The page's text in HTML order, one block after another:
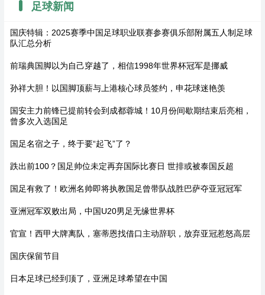
足球新闻
国庆特辑：2025赛季中国足球职业联赛参赛俱乐部附属五人制足球
队汇总分析
前瑞典国脚以为自己穿越了，相信1998年世界杯冠军是挪威
孙祥大胆！以国脚顶薪与上港核心球员签约，申花球迷艳羡
国安主力前锋已提前转会到成都蓉城！10月份间歇期结束后亮相，
曾多次入选国足
国足名宿之子，终于要“起飞”了？
跌出前100？国足帅位未定再弃国际比赛日 世排或被泰国反超
国足有救了！欧洲名帅即将执教国足曾带队战胜巴萨夺亚冠冠军
亚洲冠军双败出局，中国U20男足无缘世界杯
官宣！西甲大牌离队，塞蒂恩找借口主动辞职，放弃亚冠惹怒高层
国庆保留节目
日本足球已经到顶了，亚洲足球希望在中国